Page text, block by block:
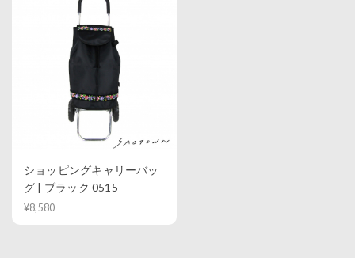
ショッピングキャリーバッ
グ | ブラック 0515
¥8,580